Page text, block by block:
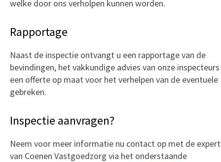
welke door ons verholpen kunnen worden.
Rapportage
Naast de inspectie ontvangt u een rapportage van de
bevindingen, het vakkundige advies van onze
een offerte op maat voor het verhelpen van de eventuele
gebreken.
Inspectie aanvragen?
Neem voor meer informatie nu contact op met de
van Coenen Vastgoedzorg via het onderstaande